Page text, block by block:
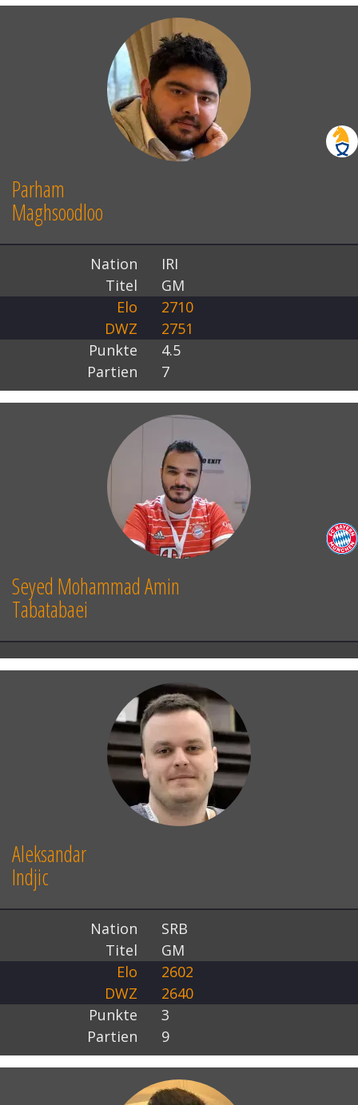
Parham
Maghsoodloo
Nation
IRI
Titel
GM
Elo
2710
DWZ
2751
Punkte
4.5
Partien
7
Seyed Mohammad Amin
Tabatabaei
Aleksandar
Indjic
Nation
SRB
Titel
GM
Elo
2602
DWZ
2640
Punkte
3
Partien
9